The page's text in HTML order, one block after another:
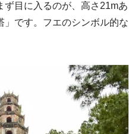
ず目に入るのが、高さ21mあ
」です。フエのシンボル的な